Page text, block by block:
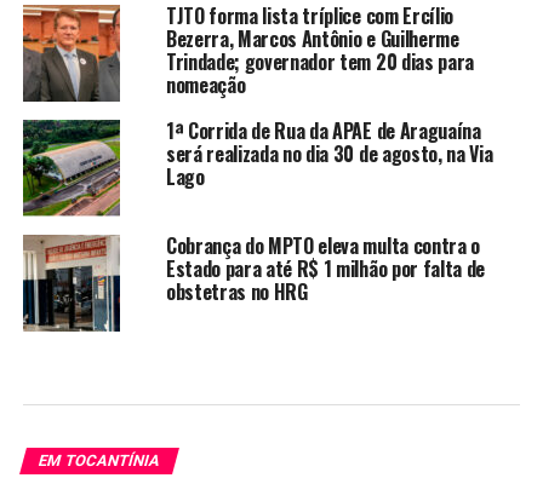
TJTO forma lista tríplice com Ercílio
Bezerra, Marcos Antônio e Guilherme
Trindade; governador tem 20 dias para
nomeação
1ª Corrida de Rua da APAE de Araguaína
será realizada no dia 30 de agosto, na Via
Lago
Cobrança do MPTO eleva multa contra o
Estado para até R$ 1 milhão por falta de
obstetras no HRG
EM TOCANTÍNIA